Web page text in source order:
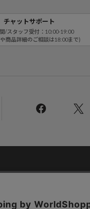
チャットサポート
/スタッフ受付：10:00-19:00
商品詳細のご相談は18:00まで)